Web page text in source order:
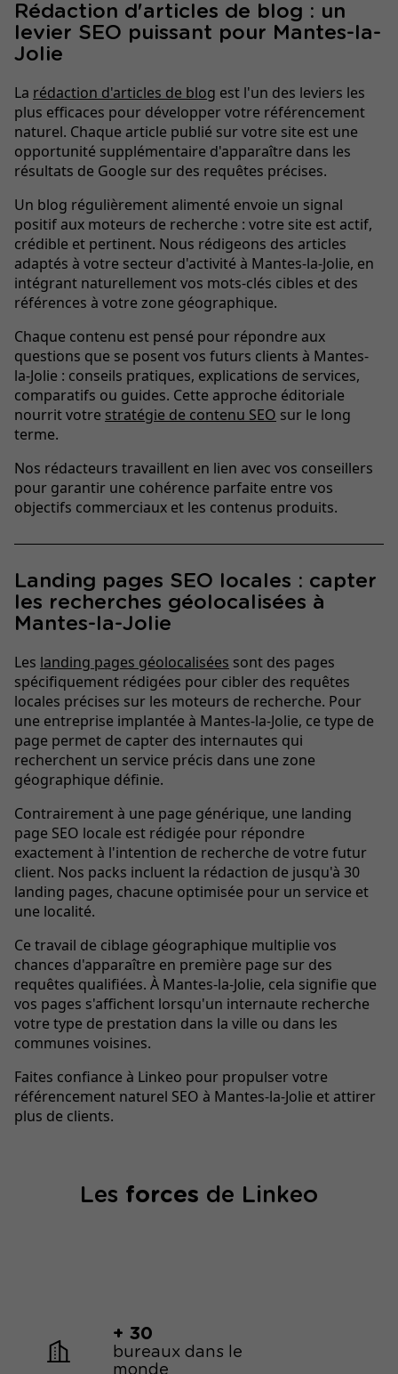
Rédaction d'articles de blog : un
levier SEO puissant pour Mantes-la-
Jolie
La rédaction d'articles de blog est l'un des leviers les
plus efficaces pour développer votre référencement
naturel. Chaque article publié sur votre site est une
opportunité supplémentaire d'apparaître dans les
résultats de Google sur des requêtes précises.
Un blog régulièrement alimenté envoie un signal
positif aux moteurs de recherche : votre site est actif,
crédible et pertinent. Nous rédigeons des articles
adaptés à votre secteur d'activité à Mantes-la-Jolie, en
intégrant naturellement vos mots-clés cibles et des
références à votre zone géographique.
Chaque contenu est pensé pour répondre aux
questions que se posent vos futurs clients à Mantes-
la-Jolie : conseils pratiques, explications de services,
comparatifs ou guides. Cette approche éditoriale
nourrit votre stratégie de contenu SEO sur le long
terme.
Nos rédacteurs travaillent en lien avec vos conseillers
pour garantir une cohérence parfaite entre vos
objectifs commerciaux et les contenus produits.
Landing pages SEO locales : capter
les recherches géolocalisées à
Mantes-la-Jolie
Les landing pages géolocalisées sont des pages
spécifiquement rédigées pour cibler des requêtes
locales précises sur les moteurs de recherche. Pour
une entreprise implantée à Mantes-la-Jolie, ce type de
page permet de capter des internautes qui
recherchent un service précis dans une zone
géographique définie.
Contrairement à une page générique, une landing
page SEO locale est rédigée pour répondre
exactement à l'intention de recherche de votre futur
client. Nos packs incluent la rédaction de jusqu'à 30
landing pages, chacune optimisée pour un service et
une localité.
Ce travail de ciblage géographique multiplie vos
chances d'apparaître en première page sur des
requêtes qualifiées. À Mantes-la-Jolie, cela signifie que
vos pages s'affichent lorsqu'un internaute recherche
votre type de prestation dans la ville ou dans les
communes voisines.
Faites confiance à Linkeo pour propulser votre
référencement naturel SEO à Mantes-la-Jolie et attirer
plus de clients.
Les forces de Linkeo
+ 30
bureaux dans le
monde